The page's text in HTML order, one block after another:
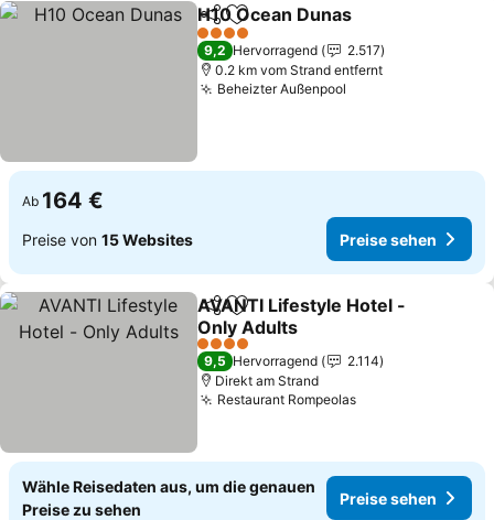
TeilenZu Favoriten hinzufügen
H10 Ocean Dunas
4 Sterne
9,2 Hervorragend
2.517
0.2 km vom Strand entfernt
Beheizter Außenpool
Ab 164 €
Preise von 15 Websites Preise sehen
TeilenZu Favoriten hinzufügen
AVANTI Lifestyle Hotel -
Only Adults
Preise sehen
4 Sterne
9,5 Hervorragend
2.114
Direkt am Strand
Restaurant RompeolasPreise sehen
Wähle Reisedaten aus, um die genauen
Preise zu sehen
Preise sehen